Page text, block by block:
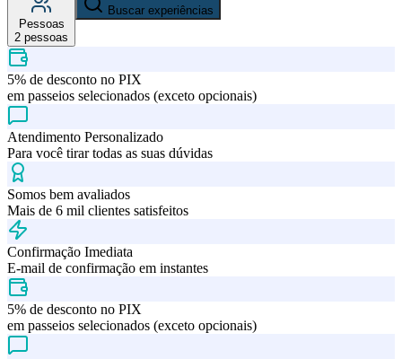
Pessoas
2 pessoas
Buscar experiências
5% de desconto no PIX
em passeios selecionados (exceto opcionais)
Atendimento Personalizado
Para você tirar todas as suas dúvidas
Somos bem avaliados
Mais de 6 mil clientes satisfeitos
Confirmação Imediata
E-mail de confirmação em instantes
5% de desconto no PIX
em passeios selecionados (exceto opcionais)